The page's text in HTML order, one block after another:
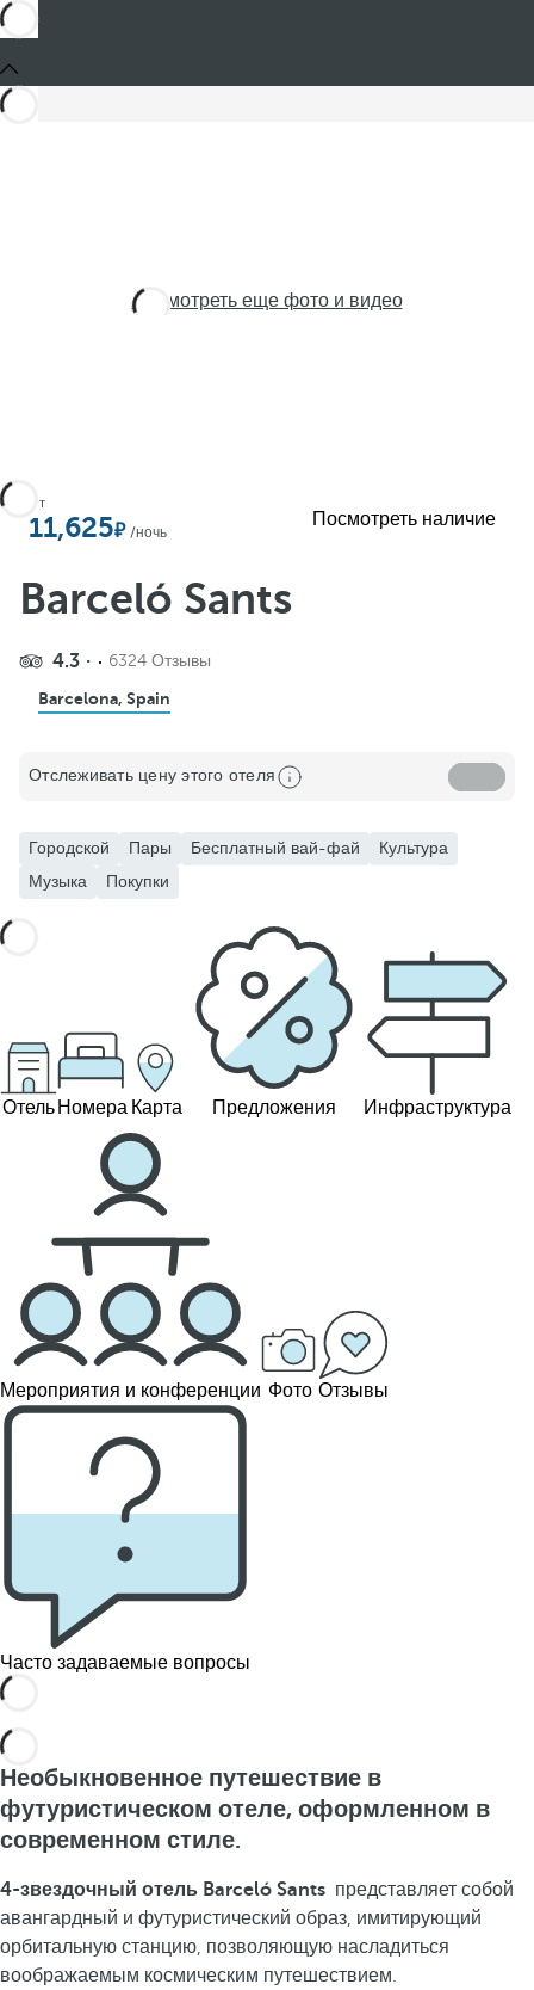
Посмотреть еще фото и видео
От
11,625 /ночь
Посмотреть наличие
Barceló Sants
4.3 6324 Отзывы
Barcelona, Spain
Отслеживать цену этого отеля
Городской Пары Бесплатный вай-фай
Культура
Музыка
Покупки
Отель Номера Карта Предложения Инфраструктура
Мероприятия и конференции Фото Отзывы
Часто задаваемые вопросы
Необыкновенное путешествие в
футуристическом отеле, оформленном в
современном стиле.
4-звездочный отель Barceló Sants представляет собой
авангардный и футуристический образ, имитирующий
орбитальную станцию, позволяющую насладиться
воображаемым космическим путешествием.